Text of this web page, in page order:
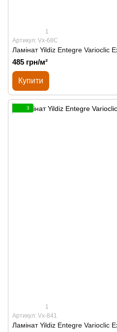
1
Артикул: Vx-68C
Ламінат Yildiz Entegre Varioclic
485 грн/м²
Купити
3
1
Артикул: Vx-841
Ламінат Yildiz Entegre Varioclic